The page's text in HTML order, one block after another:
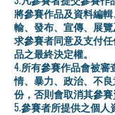
將參賽作品及資料編
輸、發布、宣傳、展
求參賽者同意及支付
品之最終決定權。
4.所有參賽作品會被
情、暴力、政治、不
份，否則會取消其參賽
5.參賽者所提供之個